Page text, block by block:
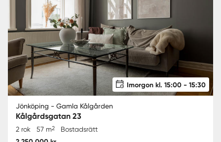
Imorgon kl. 15:00 - 15:30
Jönköping - Gamla Kålgården
Kålgårdsgatan 23
2 rok 57 m2 Bostadsrätt